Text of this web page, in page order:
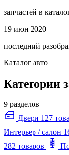
запчастей в
19 июн 2020
последний
Каталог авто
Категории
9 разделов
Двери 127
Интерьер / салон
282 товаров